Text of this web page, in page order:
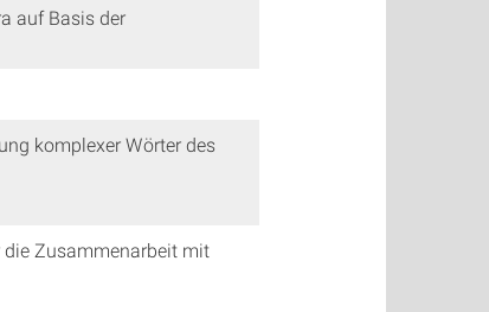
auf Basis der
komplexer Wörter des
die Zusammenarbeit mit